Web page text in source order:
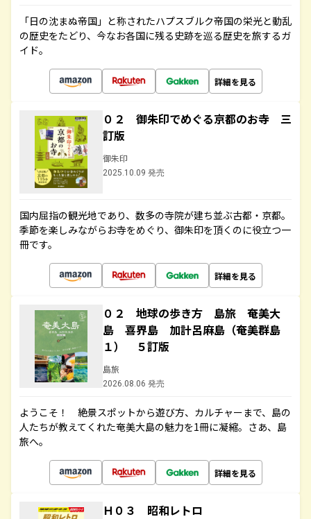
「日の沈まぬ帝国」と称されたハプスブルク帝国の栄光と動乱
の歴史をたどり、今なお各国に残る史跡を巡る歴史を旅するガ
イド。
詳細を見る
０２ 御朱印でめぐる京都のお寺 三
訂版
御朱印
2025.10.09 発売
国内屈指の観光地であり、数多の寺院が建ち並ぶ古都・京都。
季節を楽しみながらお寺をめぐり、御朱印を頂くのに役立つ一
冊です。
詳細を見る
０２ 地球の歩き方 島旅 奄美大
島 喜界島 加計呂麻島（奄美群島
１） ５訂版
島旅
2026.08.06 発売
ようこそ！ 絶景スポットから遊び方、カルチャーまで、島の
人たちが教えてくれた奄美大島の魅力を1冊に凝縮。さあ、島
旅へ。
詳細を見る
Ｈ０３ 昭和レトロ